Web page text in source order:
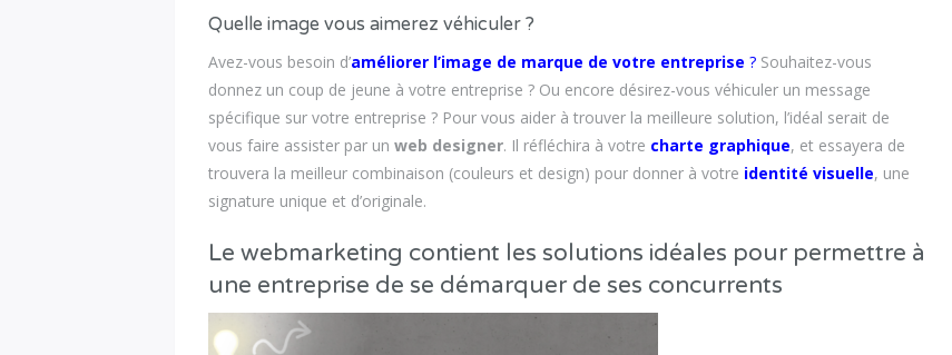
Quelle image vous aimerez véhiculer ?
Avez-vous besoin d’améliorer l’image de marque de votre entreprise ? Souhaitez-vous
donnez un coup de jeune à votre entreprise ? Ou encore désirez-vous véhiculer un message
spécifique sur votre entreprise ? Pour vous aider à trouver la meilleure solution, l’idéal serait de
vous faire assister par unweb designer. Il réfléchira à votre charte graphique, et essayera de
trouvera la meilleur combinaison (couleurs et design) pour donner à votre identité visuelle, une
signature unique et d’originale.
Le webmarketing contient les solutions idéales pour permettre à
une entreprise de se démarquer de ses concurrents